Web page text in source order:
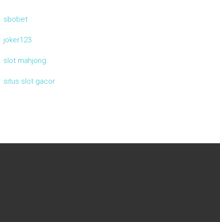
sbobet
joker123
slot mahjong
situs slot gacor